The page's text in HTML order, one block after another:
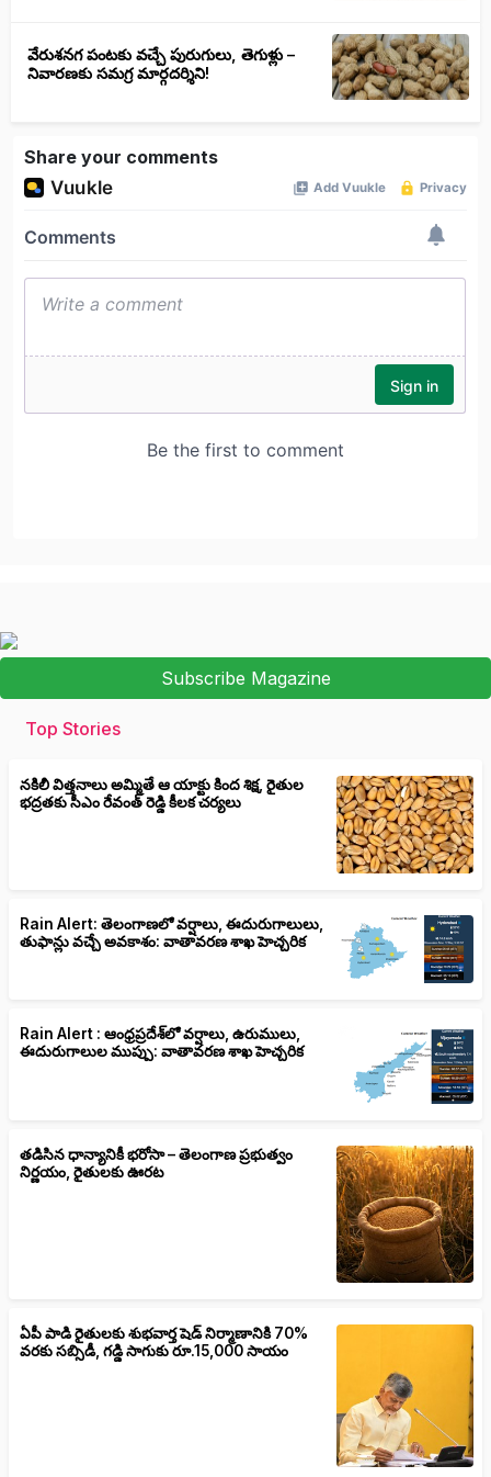
వేరుశనగ పంటకు వచ్చే పురుగులు, తెగుళ్లు –
నివారణకు సమగ్ర మార్గదర్శిని!
Share your comments
Subscribe Magazine
Top Stories
నకిలీ విత్తనాలు అమ్మితే ఆ యాక్టు కింద శిక్ష, రైతుల
భద్రతకు సీఎం రేవంత్ రెడ్డి కీలక చర్యలు
Rain Alert: తెలంగాణలో వర్షాలు, ఈదురుగాలులు,
తుఫాన్లు వచ్చే అవకాశం: వాతావరణ శాఖ హెచ్చరిక
Rain Alert : ఆంధ్రప్రదేశ్‌లో వర్షాలు, ఉరుములు,
ఈదురుగాలుల ముప్పు: వాతావరణ శాఖ హెచ్చరిక
తడిసిన ధాన్యానికీ భరోసా – తెలంగాణ ప్రభుత్వం
నిర్ణయం, రైతులకు ఊరట
ఏపీ పాడి రైతులకు శుభవార్త షెడ్ నిర్మాణానికి 70%
వరకు సబ్సిడీ, గడ్డి సాగుకు రూ.15,000 సాయం